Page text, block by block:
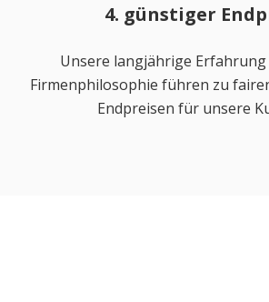
4. günstiger
Unsere langjährige
Firmenphilosophie führen zu
Endpreisen für unsere